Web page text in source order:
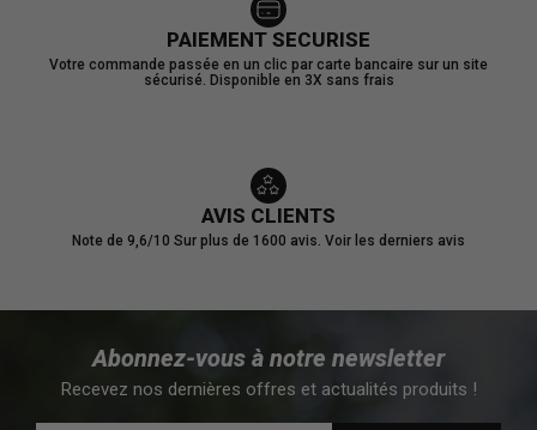
PAIEMENT SECURISE
Votre commande passée en un clic par carte bancaire sur un site
sécurisé. Disponible en 3X sans frais
AVIS CLIENTS
Note de 9,6/10 Sur plus de 1600 avis. Voir les derniers avis
Abonnez-vous à notre newsletter
Recevez nos dernières offres et actualités produits !